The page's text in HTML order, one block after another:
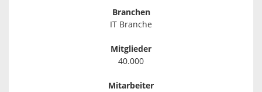
Branchen
IT Branche
Mitglieder
40.000
Mitarbeiter